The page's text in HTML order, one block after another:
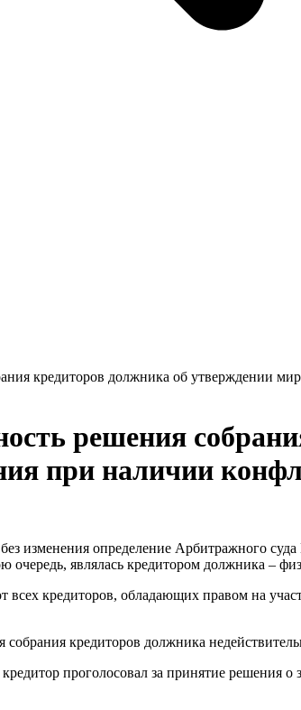
кредиторов должника об утверждении
решения
при наличии
изменения определение Арбитражного суда
очередь, являлась кредитором должника –
кредиторов, обладающих правом на
кредиторов должника
проголосовал за принятие решения